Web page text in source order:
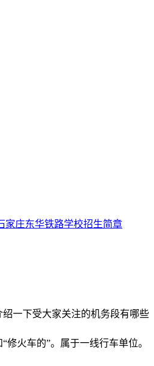
家庄东华铁路学校招生简章
绍一下受大家关注的机务段有哪些
火车的”。属于一线行车单位。